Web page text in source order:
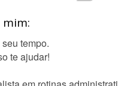
mim:
tempo.
te ajudar!